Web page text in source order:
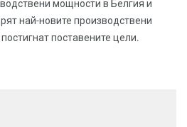
мощности в Белгия и
най-новите производствени
поставените цели.